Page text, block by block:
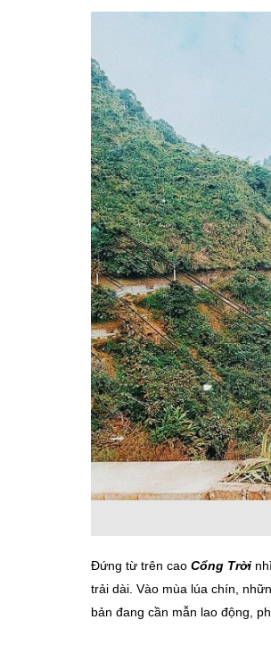
Đứng từ trên cao Cổng Trời
trải dài. Vào mùa lúa chín,
bản đang cần mẫn lao động,